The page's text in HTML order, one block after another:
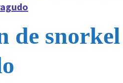
de